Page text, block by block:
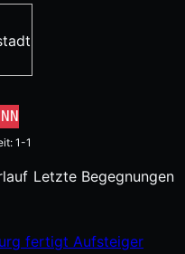
NN
1-1
Letzte Begegnungen
fertigt Aufsteiger